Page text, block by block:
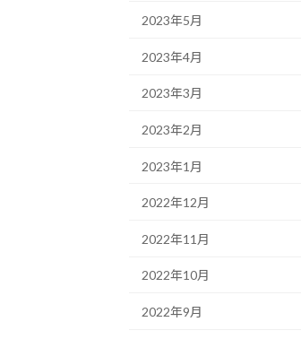
2023年5月
2023年4月
2023年3月
2023年2月
2023年1月
2022年12月
2022年11月
2022年10月
2022年9月